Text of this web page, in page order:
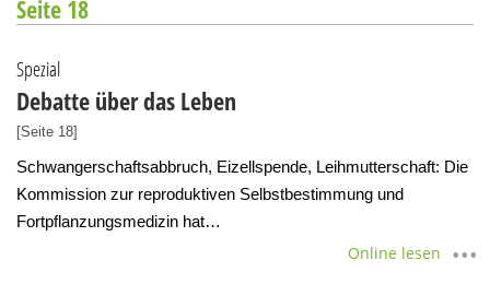
Seite 18
Spezial
Debatte über das Leben
[Seite 18]
Schwangerschaftsabbruch, Eizellspende, Leihmutterschaft: Die
Kommission zur reproduktiven Selbstbestimmung und
Fortpflanzungsmedizin hat…
Online lesen